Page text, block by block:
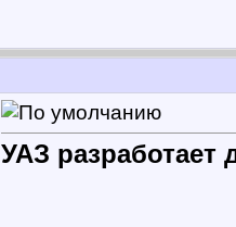
УАЗ разработает